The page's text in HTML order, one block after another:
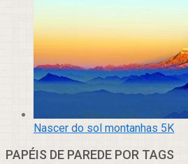
Nascer do sol montanhas 5K
PAPÉIS DE PAREDE POR TAGS